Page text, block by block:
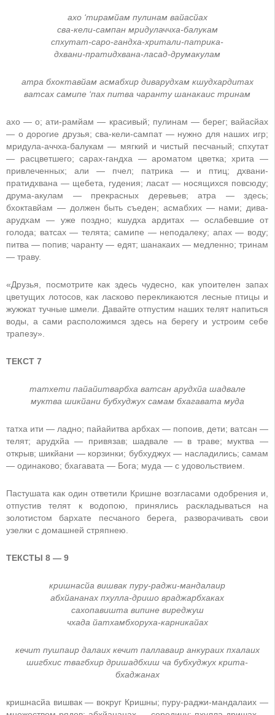
ахо ‘тирамйам пулинам вайасйах
сва-кели-сампан мридулаччха-балукам
спхутат-саро-гандха-хритали-патрика-
дхвани-пратидхвана-ласад-друмакулам
атра бхоктавйам асмабхир диварудхам кшудхардитах
ватсах самипе ‘пах питва чаранту шанакаис тринам
ахо — о; ати-рамйам — красивый; пулинам — берег; вайасйах
— о дорогие друзья; сва-кели-сампат — нужно для наших игр;
мридула-аччха-балукам — мягкий и чистый песчаный; спхутат
— расцветшего; сарах-гандха — ароматом цветка; хрита —
привлеченных; али — пчел; патрика — и птиц; дхвани-
пратидхвана — щебета, гудения; ласат — носящихся повсюду;
друма-акулам — прекрасных деревьев; атра — здесь;
бхоктавйам — должен быть съеден; асмабхих — нами; дива-
арудхам — уже поздно; кшудха ардитах — ослабевшие от
голода; ватсах — телята; самипе — неподалеку; апах — воду;
питва — попив; чаранту — едят; шанакаих — медленно; тринам
— траву.
«Друзья, посмотрите как здесь чудесно, как упоителен запах
цветущих лотосов, как ласково перекликаются лесные птицы и
жужжат тучные шмели. Давайте отпустим наших телят напиться
воды, а сами расположимся здесь на берегу и устроим себе
трапезу».
ТЕКСТ 7
татхети пайайитварбха ватсан арудхйа шадвале
муктва шикйани бубхуджух самам бхагавата муда
татха ити — ладно; пайайитва арбхах — попоив, дети; ватсан —
телят; арудхйа — привязав; шадвале — в траве; муктва —
открыв; шикйани — корзинки; бубхуджух — насладились; самам
— одинаково; бхагавата — Бога; муда — с удовольствием.
Пастушата как один ответили Кришне возгласами одобрения и,
отпустив телят к водопою, принялись раскладываться на
золотистом бархате песчаного берега, разворачивать свои
узелки с домашней стряпнею.
ТЕКСТЫ 8 — 9
кришнасйа вишвак пуру-раджи-мандалаир
абхйананах пхулла-дришо враджарбхаках
сахопавишта випине виреджуш
чхада йатхамбхоруха-карникайах
кечит пушпаир далаих кечит паллаваир анкураих пхалаих
шигбхис твагбхир дришадбхиш ча бубхуджух крита-
бхаджанах
кришнасйа вишвак — вокруг Кришны; пуру-раджи-мандалаих —